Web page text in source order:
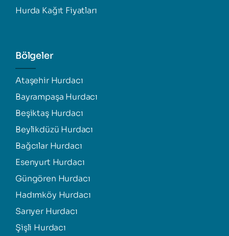
Hurda Kağıt Fiyatları
Bölgeler
Ataşehir Hurdacı
Bayrampaşa Hurdacı
Beşiktaş Hurdacı
Beylikdüzü Hurdacı
Bağcılar Hurdacı
Esenyurt Hurdacı
Güngören Hurdacı
Hadımköy Hurdacı
Sarıyer Hurdacı
Şişli Hurdacı